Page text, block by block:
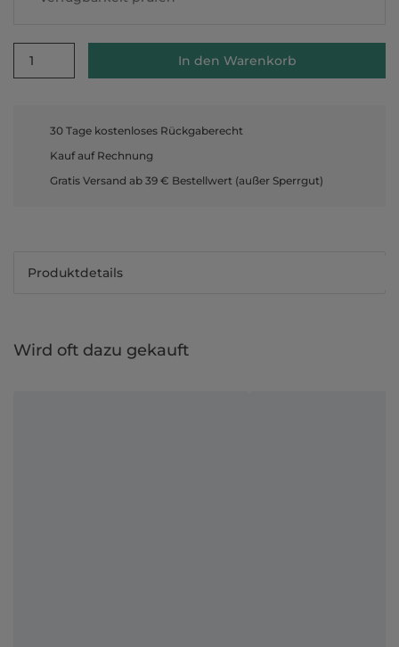
1 In den Warenkorb
30 Tage kostenloses Rückgaberecht
Kauf auf Rechnung
Gratis Versand ab 39 € Bestellwert (außer Sperrgut)
Produktdetails
Wird oft dazu gekauft